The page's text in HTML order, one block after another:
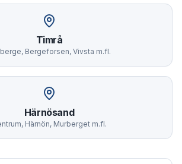
Timrå
Bergeforsen, Vivsta m.fl.
Härnösand
Härnön, Murberget m.fl.